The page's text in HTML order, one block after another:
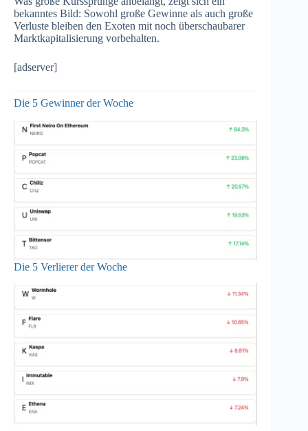
bekanntes Bild: Sowohl große Gewinne als auch große
Verluste bleiben den Exoten mit noch überschaubarer
Marktkapitalisierung vorbehalten.
[adserver]
Die 5 Gewinner der Woche
Die 5 Verlierer der Woche